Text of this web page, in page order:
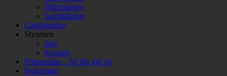
Hjärtstartare
Samfällighet
Gästlägenhet
Styrelsen
Info
Kontakt
Felanmälan – Så här gör du
Dokument